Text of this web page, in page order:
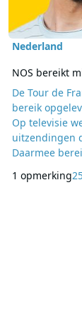
Nederland
NOS bereikt
De Tour de
bereik
Op televisie
uitzendingen
Daarmee
online kijken
1 opmerking